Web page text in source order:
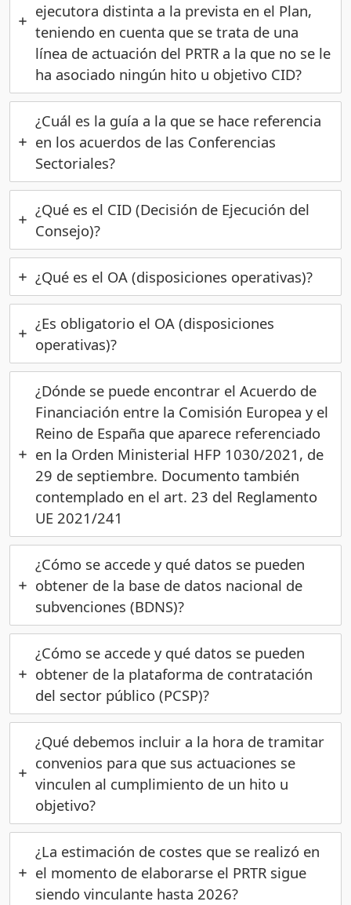
ejecutora distinta a la prevista en el Plan,
teniendo en cuenta que se trata de una
línea de actuación del PRTR a la que no se le
ha asociado ningún hito u objetivo CID?
¿Cuál es la guía a la que se hace referencia
en los acuerdos de las Conferencias
Sectoriales?
¿Qué es el CID (Decisión de Ejecución del
Consejo)?
¿Qué es el OA (disposiciones operativas)?
¿Es obligatorio el OA (disposiciones
operativas)?
¿Dónde se puede encontrar el Acuerdo de
Financiación entre la Comisión Europea y el
Reino de España que aparece referenciado
en la Orden Ministerial HFP 1030/2021, de
29 de septiembre. Documento también
contemplado en el art. 23 del Reglamento
UE 2021/241
¿Cómo se accede y qué datos se pueden
obtener de la base de datos nacional de
subvenciones (BDNS)?
¿Cómo se accede y qué datos se pueden
obtener de la plataforma de contratación
del sector público (PCSP)?
¿Qué debemos incluir a la hora de tramitar
convenios para que sus actuaciones se
vinculen al cumplimiento de un hito u
objetivo?
¿La estimación de costes que se realizó en
el momento de elaborarse el PRTR sigue
siendo vinculante hasta 2026?